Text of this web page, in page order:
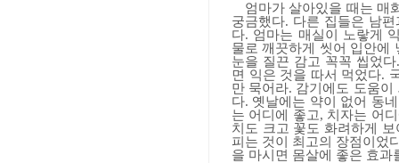
엄마가 살아있을 때는 매
궁금했다. 다른 집들은 남
다. 엄마는 매실이 노랗게
물로 깨끗하게 씻어 입안에
눈을 질끈 감고 꼭꼭 씹었다
면 익은 것을 따서 먹었다.
만 묵어라. 감기에도 도움이
다. 옛날에는 약이 없어 동
는 어디에 좋고, 치자는 어
치도 크고 꽃도 화려하게
피는 것이 최고의 장점이었
을 마시면 몸살에 좋은 효